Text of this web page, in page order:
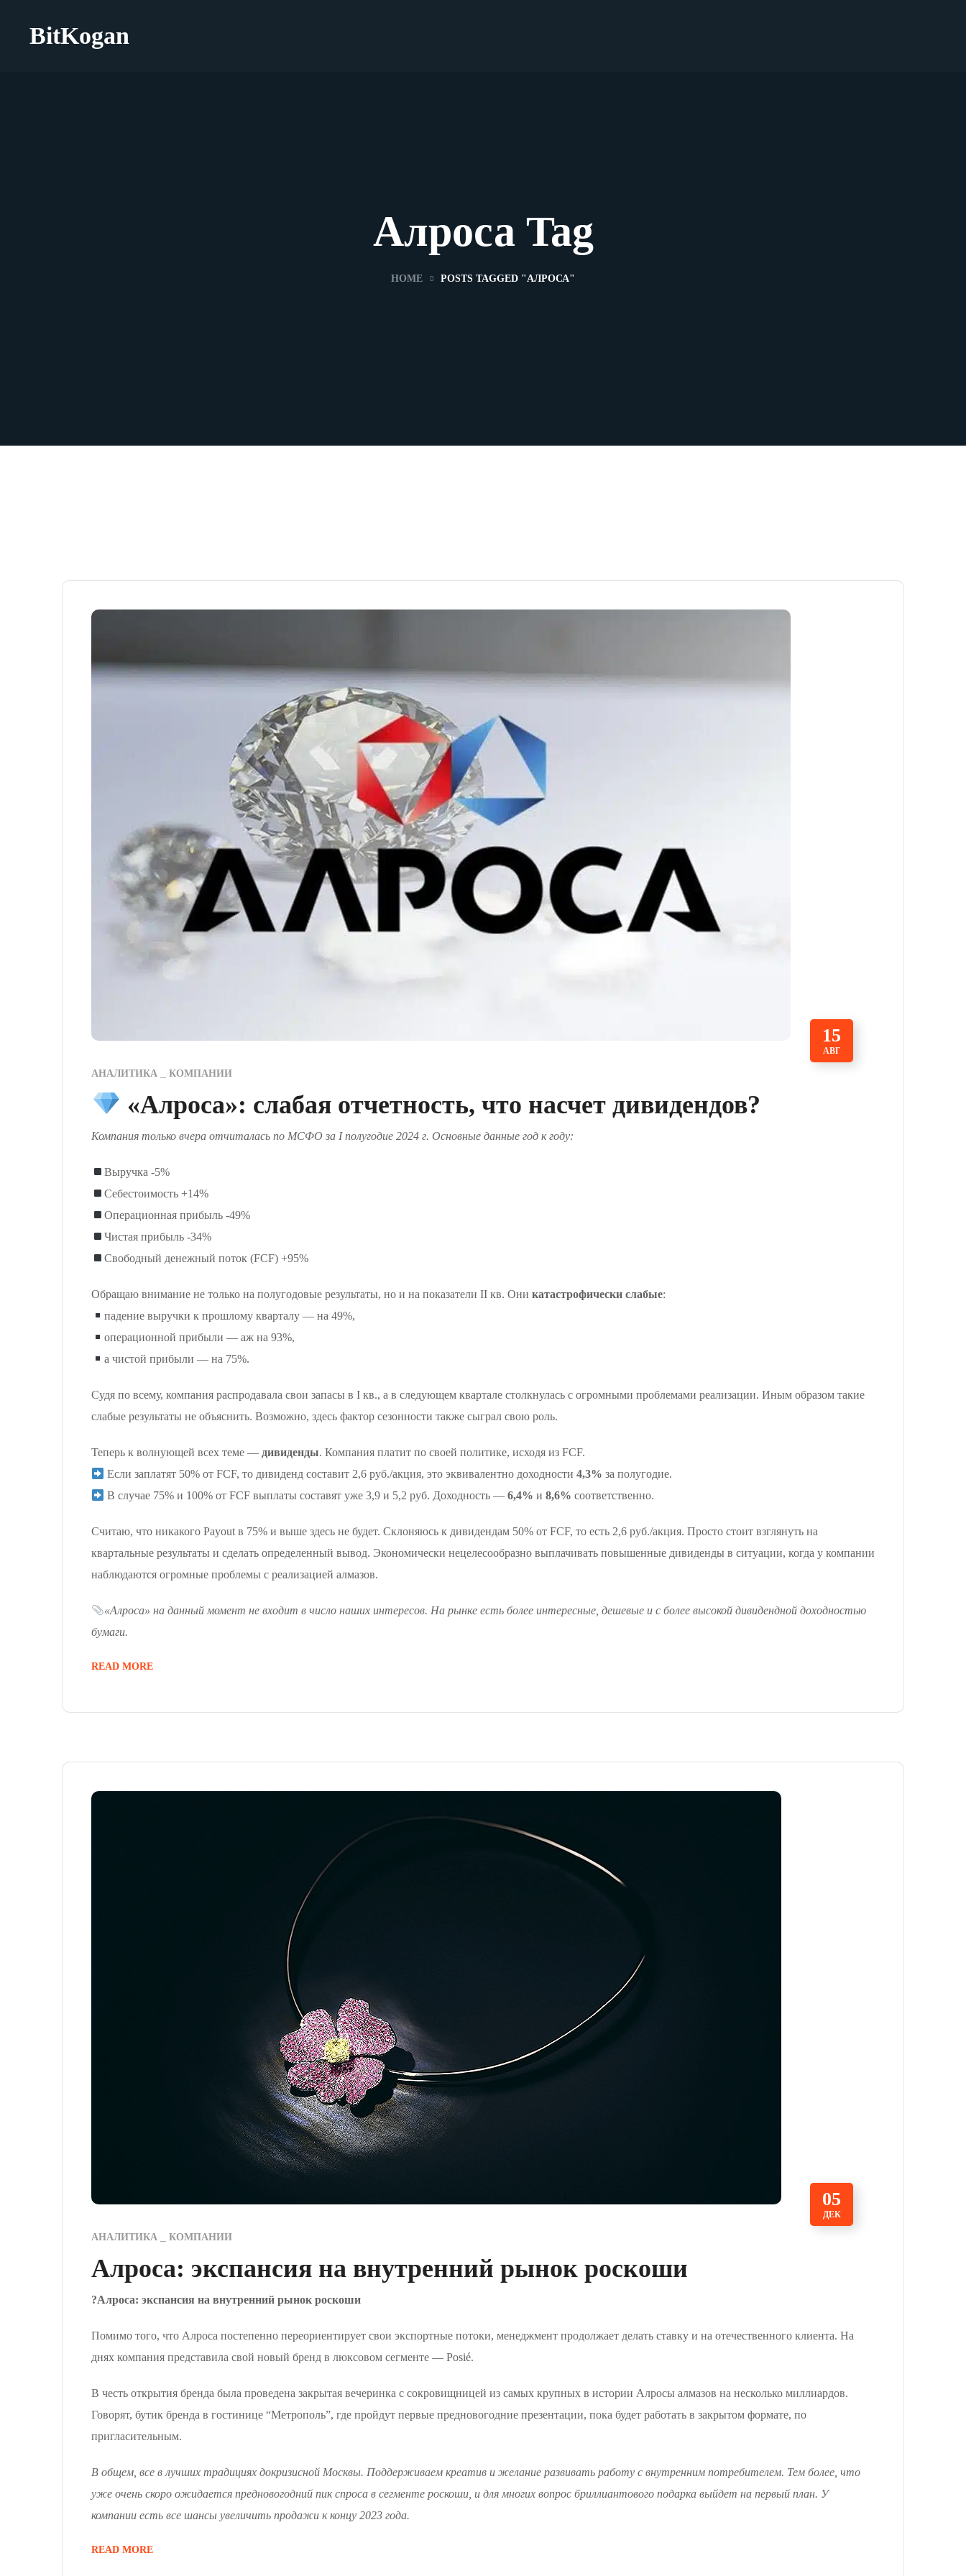
BitKogan
Алроса Tag
HOME POSTS TAGGED "АЛРОСА"
15
АВГ
АНАЛИТИКА КОМПАНИИ
«Алроса»: слабая отчетность, что насчет дивидендов?
Компания только вчера отчиталась по МСФО за I полугодие 2024 г. Основные данные год к году:
Выручка -5%
Себестоимость +14%
Операционная прибыль -49%
Чистая прибыль -34%
Свободный денежный поток (FCF) +95%
Обращаю внимание не только на полугодовые результаты, но и на показатели II кв. Они катастрофически слабые:
падение выручки к прошлому кварталу — на 49%,
операционной прибыли — аж на 93%,
а чистой прибыли — на 75%.
Судя по всему, компания распродавала свои запасы в I кв., а в следующем квартале столкнулась с огромными проблемами реализации. Иным образом такие
слабые результаты не объяснить. Возможно, здесь фактор сезонности также сыграл свою роль.
Теперь к волнующей всех теме — дивиденды. Компания платит по своей политике, исходя из FCF.
Если заплатят 50% от FCF, то дивиденд составит 2,6 руб./акция, это эквивалентно доходности4,3% за полугодие.
В случае 75% и 100% от FCF выплаты составят уже 3,9 и 5,2 руб. Доходность —6,4% и8,6% соответственно.
Считаю, что никакого Payout в 75% и выше здесь не будет. Склоняюсь к дивидендам 50% от FCF, то есть 2,6 руб./акция. Просто стоит взглянуть на
квартальные результаты и сделать определенный вывод. Экономически нецелесообразно выплачивать повышенные дивиденды в ситуации, когда у компании
наблюдаются огромные проблемы с реализацией алмазов.
«Алроса» на данный момент не входит в число наших интересов. На рынке есть более интересные, дешевые и с более высокой дивидендной доходностью
бумаги.
READ MORE
05
ДЕК
АНАЛИТИКА КОМПАНИИ
Алроса: экспансия на внутренний рынок роскоши
?Алроса: экспансия на внутренний рынок роскоши
Помимо того, что Алроса постепенно переориентирует свои экспортные потоки, менеджмент продолжает делать ставку и на отечественного клиента. На
днях компания представила свой новый бренд в люксовом сегменте — Posié.
В честь открытия бренда была проведена закрытая вечеринка с сокровищницей из самых крупных в истории Алросы алмазов на несколько миллиардов.
Говорят, бутик бренда в гостинице “Метрополь”, где пройдут первые предновогодние презентации, пока будет работать в закрытом формате, по
пригласительным.
В общем, все в лучших традициях докризисной Москвы. Поддерживаем креатив и желание развивать работу с внутренним потребителем. Тем более, что
уже очень скоро ожидается предновогодний пик спроса в сегменте роскоши, и для многих вопрос бриллиантового подарка выйдет на первый план. У
компании есть все шансы увеличить продажи к концу 2023 года.
READ MORE